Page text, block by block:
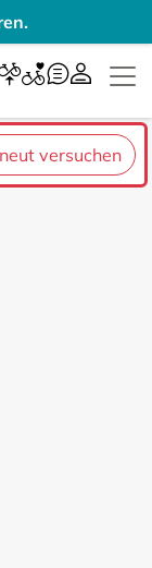
versuchen